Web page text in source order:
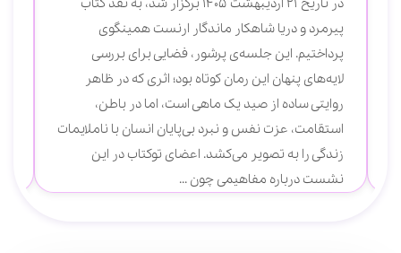
پیرمرد و دریا شاهکار ماندگار ارنست همینگوی
پرداختیم. این جلسه‌ی پرشور، فضایی برای بررسی
لایه‌های پنهان این رمان کوتاه بود؛ اثری که در ظاهر
روایتی ساده از صید یک ماهی است، اما در باطن،
استقامت، عزت نفس و نبرد بی‌پایان انسان با ناملایمات
زندگی را به تصویر می‌کشد. اعضای توکتاب در این
نشست درباره مفاهیمی چون ...